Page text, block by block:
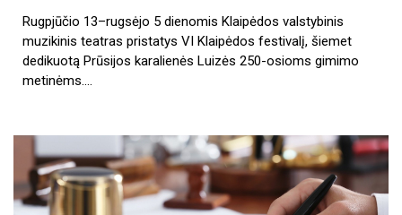
Rugpjūčio 13–rugsėjo 5 dienomis Klaipėdos valstybinis
muzikinis teatras pristatys VI Klaipėdos festivalį, šiemet
dedikuotą Prūsijos karalienės Luizės 250-osioms gimimo
metinėms.…